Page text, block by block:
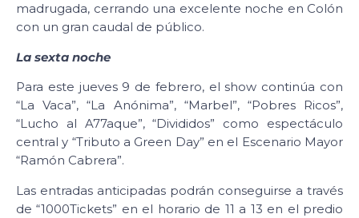
madrugada, cerrando una excelente noche en Colón
con un gran caudal de público.
La sexta noche
Para este jueves 9 de febrero, el show continúa con
“La Vaca”, “La Anónima”, “Marbel”, “Pobres Ricos”,
“Lucho al A77aque”, “Divididos” como espectáculo
central y “Tributo a Green Day” en el Escenario Mayor
“Ramón Cabrera”.
Las entradas anticipadas podrán conseguirse a través
de “1000Tickets” en el horario de 11 a 13 en el predio